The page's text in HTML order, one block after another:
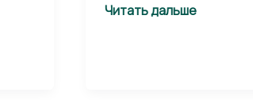
Читать дальше